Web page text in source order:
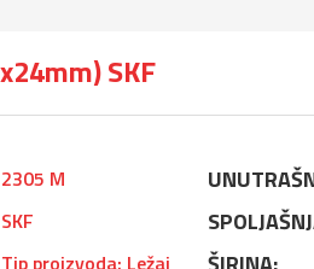
SKF
2305 M
SKF
Tip proizvoda: Ležaj